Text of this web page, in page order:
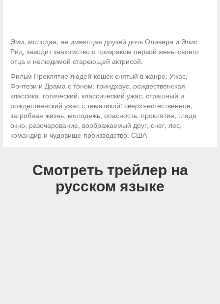
Эми, молодая, не имеющая друзей дочь Оливера и Элис
Рид, заводит знакомство с призраком первой жены своего
отца и нелюдимой стареющей актрисой.
Фильм Проклятие людей-кошек снятый в жанре: Ужас,
Фэнтези и Драма с тоном: гриндхаус, рождественская
классика, готический, классический ужас, страшный и
рождественский ужас с тематикой: сверхъестественное,
загробная жизнь, молодежь, опасность, проклятие, глядя
окно, разочарование, воображаемый друг, снег, лес,
командир и чудовище производство: США
Смотреть трейлер на
русском языке